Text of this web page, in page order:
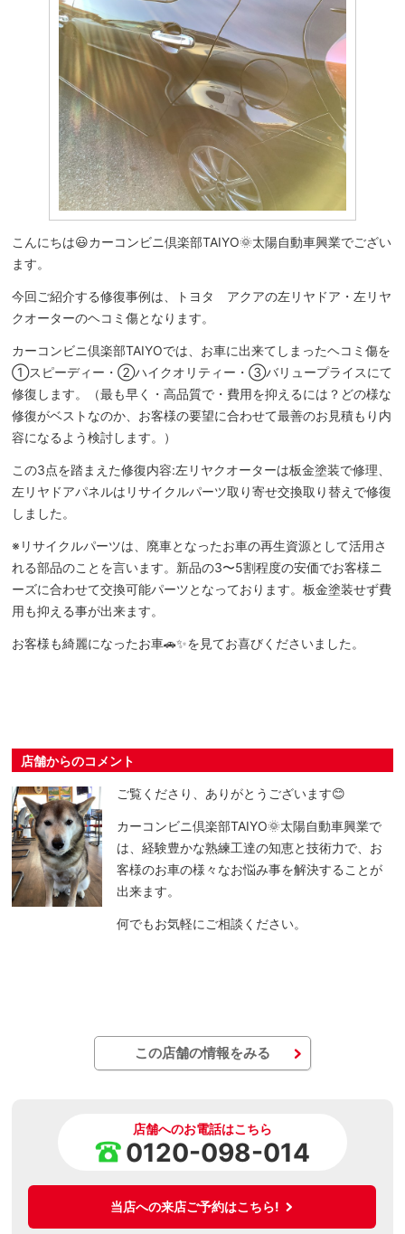
こんにちは😃カーコンビニ倶楽部TAIYO🌞太陽自動車興業でござい
ます。
今回ご紹介する修復事例は、トヨタ アクアの左リヤドア・左リヤ
クオーターのヘコミ傷となります。
カーコンビニ倶楽部TAIYOでは、お車に出来てしまったヘコミ傷を
①スピーディー・②ハイクオリティー・③バリュープライスにて
修復します。（最も早く・高品質で・費用を抑えるには？どの様な
修復がベストなのか、お客様の要望に合わせて最善のお見積もり内
容になるよう検討します。）
この3点を踏まえた修復内容:左リヤクオーターは板金塗装で修理、
左リヤドアパネルはリサイクルパーツ取り寄せ交換取り替えで修復
しました。
※リサイクルパーツは、廃車となったお車の再生資源として活用さ
れる部品のことを言います。新品の3〜5割程度の安価でお客様ニ
ーズに合わせて交換可能パーツとなっております。板金塗装せず費
用も抑える事が出来ます。
お客様も綺麗になったお車🚗✨を見てお喜びくださいました。
店舗からのコメント
ご覧くださり、ありがとうございます😊
カーコンビニ倶楽部TAIYO🌞太陽自動車興業で
は、経験豊かな熟練工達の知恵と技術力で、お
客様のお車の様々なお悩み事を解決することが
出来ます。
何でもお気軽にご相談ください。
この店舗の情報をみる
店舗へのお電話はこちら
0120-098-014
当店への来店ご予約はこちら!